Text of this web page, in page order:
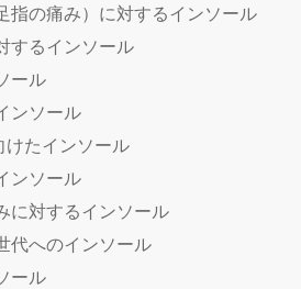
指の痛み）に対するインソール
するインソール
ール
ンソール
けたインソール
ンソール
に対するインソール
代へのインソール
ール